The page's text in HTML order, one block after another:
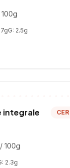
gG: 2.5g
integrale
100g
2.3g